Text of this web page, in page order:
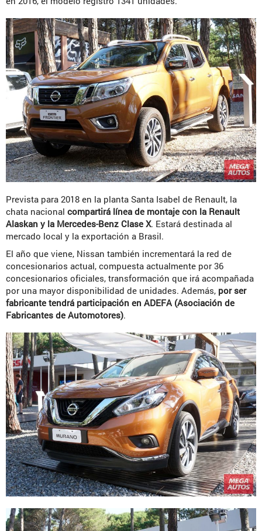
Prevista para 2018 en la planta Santa Isabel de Renault, la
chata nacional compartirá línea de montaje con la Renault
Alaskan y la Mercedes-Benz Clase X. Estará destinada al
mercado local y la exportación a Brasil.
El año que viene, Nissan también incrementará la red de
concesionarios actual, compuesta actualmente por 36
concesionarios oficiales, transformación que irá acompañada
por una mayor disponibilidad de unidades. Además, por ser
fabricante tendrá participación en ADEFA (Asociación de
Fabricantes de Automotores).